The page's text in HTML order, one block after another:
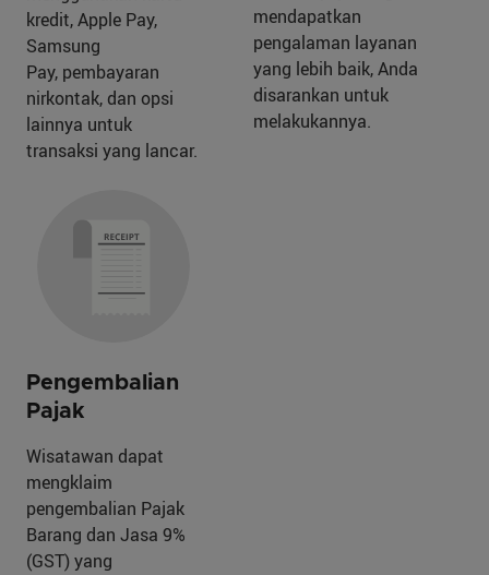
kredit, Apple Pay,
Samsung
Pay, pembayaran
nirkontak, dan opsi
lainnya untuk
transaksi yang lancar.
mendapatkan
pengalaman layanan
yang lebih baik, Anda
disarankan untuk
melakukannya.
Pengembalian
Pajak
Wisatawan dapat
mengklaim
pengembalian Pajak
Barang dan Jasa 9%
(GST) yang